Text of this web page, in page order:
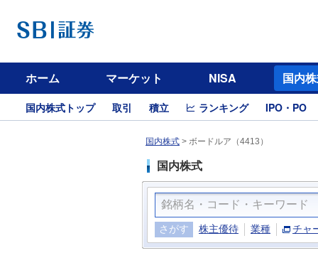
ホーム マーケット NISA 国内
国内株式トップ 取引 積立 ランキング IPO・PO
国内株式 > ボードルア（4413）
国内株式
さがす 株主優待 業種 チャ